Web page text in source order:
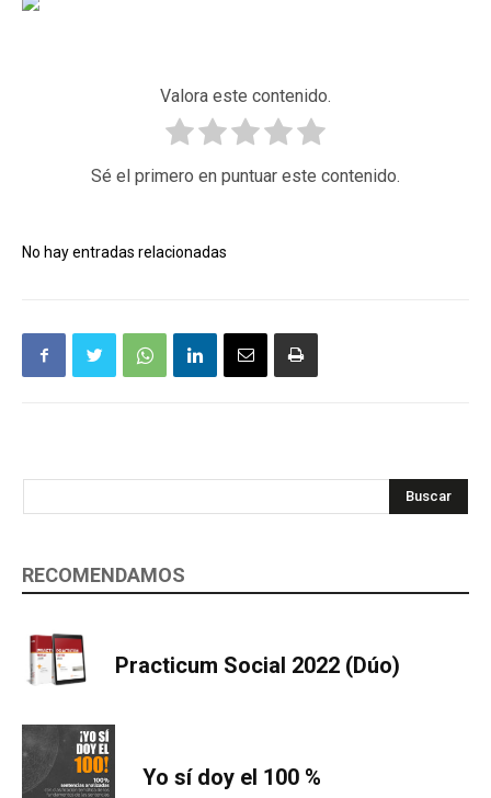
Valora este contenido.
Sé el primero en puntuar este contenido.
No hay entradas relacionadas
Buscar
RECOMENDAMOS
Practicum Social 2022 (Dúo)
Yo sí doy el 100 %